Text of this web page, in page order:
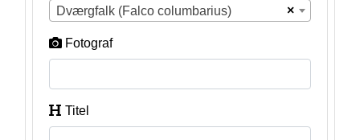
×
Dværgfalk (Falco columbarius)
Fotograf
Titel